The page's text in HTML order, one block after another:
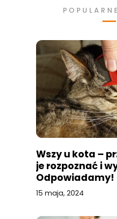
Wszy u kota –
je rozpoznać i
Odpowiadamy!
15 maja, 2024